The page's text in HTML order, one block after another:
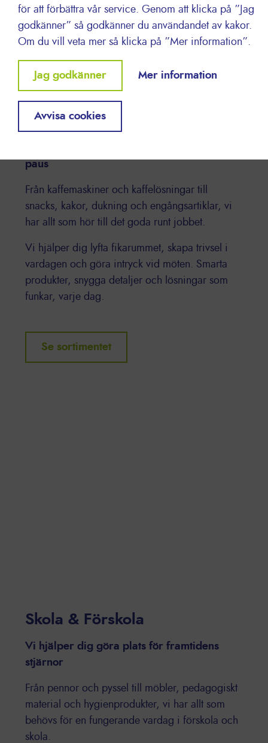
för att förbättra vår service. Genom att klicka på ”Jag
godkänner” så godkänner du användandet av kakor.
Om du vill veta mer så klicka på ”Mer information”.
Jag godkänner
Withdraw
Mer information
Avvisa cookies
Kaffe & Servering
paus
Från kaffemaskiner och kaffelösningar till
snacks, kakor, dukning och engångsartiklar, vi
har allt som hör till det goda runt jobbet.
Vi hjälper dig lyfta fikarummet, skapa trivsel i
vardagen och göra intryck vid möten. Smarta
produkter, snygga detaljer och lösningar som
funkar, varje dag.
Se sortimentet
Skola & Förskola
Vi hjälper dig göra plats för framtidens
stjärnor
Från pennor och pyssel till möbler, pedagogiskt
material och hygienprodukter, vi har allt som
behövs för en fungerande vardag i förskola och
skola.